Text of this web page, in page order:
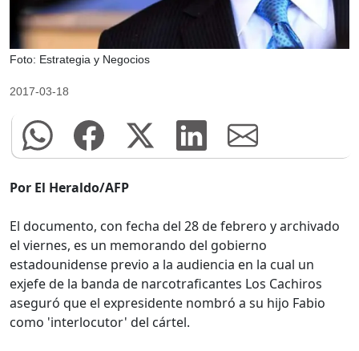
Foto: Estrategia y Negocios
2017-03-18
Por El Heraldo/AFP
El documento, con fecha del 28 de febrero y archivado
el viernes, es un memorando del gobierno
estadounidense previo a la audiencia en la cual un
exjefe de la banda de narcotraficantes Los Cachiros
aseguró que el expresidente nombró a su hijo Fabio
como 'interlocutor' del cártel.